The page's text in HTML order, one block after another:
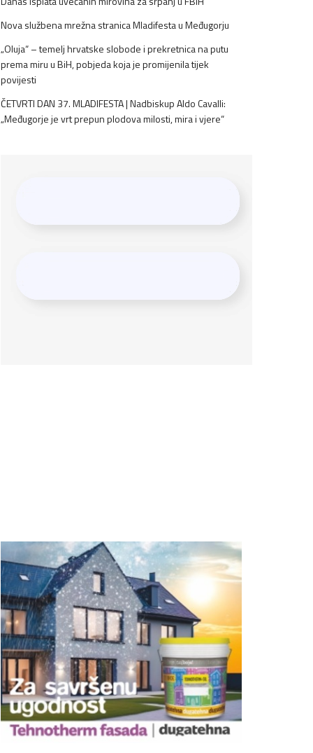
Nova službena mrežna stranica Mladifesta u Međugorju
„Oluja“ – temelj hrvatske slobode i prekretnica na putu
prema miru u BiH, pobjeda koja je promijenila tijek
povijesti
ČETVRTI DAN 37. MLADIFESTA | Nadbiskup Aldo Cavalli:
„Međugorje je vrt prepun plodova milosti, mira i vjere“